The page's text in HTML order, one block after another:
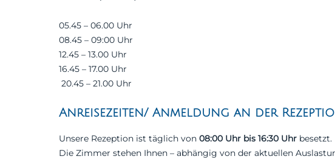
05.45 – 06.00 Uhr
08.45 – 09:00 Uhr
12.45 – 13.00 Uhr
16.45 – 17.00 Uhr
20.45 – 21.00 Uhr
Anreisezeiten/ Anmeldung an der
Unsere Rezeption ist täglich von 08:00 Uhr bis 16:30 Uhrbesetzt.
Die Zimmer stehen Ihnen – abhängig von der aktuellen